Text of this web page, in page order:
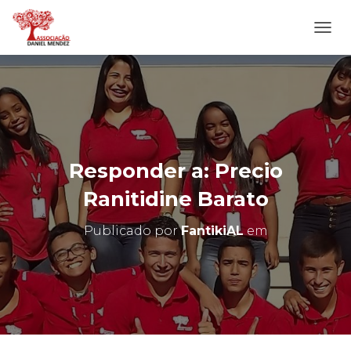
L
T
E
R
N
A
N
A
E
G
O
Responder a: Precio
Ranitidine Barato
Publicado porFantikiALem